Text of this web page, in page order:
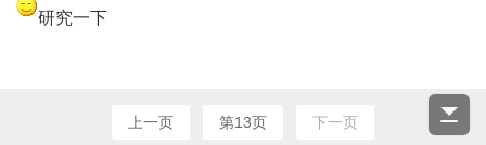
研究一下
上一页 第13页 下一页